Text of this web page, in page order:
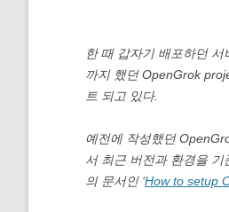
한 때 갑자기 배포하던
까지 했던 OpenGrok
트 되고 있다.
예전에 작성했던
서 최근 버전과 환경을
의 문서인 ‘How to setup